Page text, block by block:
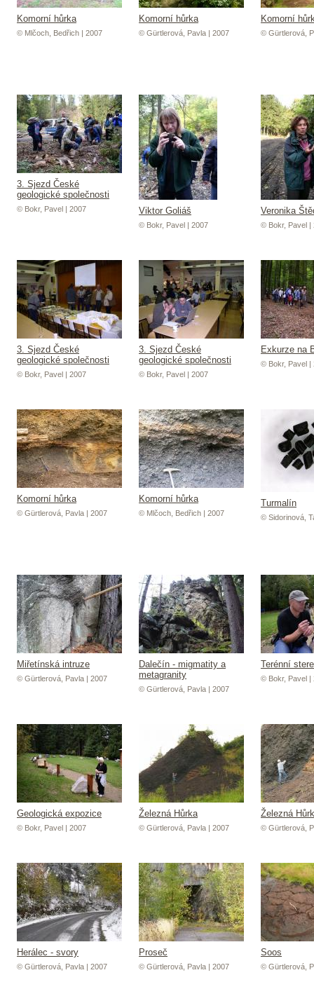
Komorní hůrka
© Mlčoch, Bedřich | 2007
Komorní hůrka
© Gürtlerová, Pavla | 2007
Komorní
© Gürtlerová,
3. Sjezd České
geologické společnosti
© Bokr, Pavel | 2007 Viktor Goliáš
© Bokr, Pavel | 2007
Veronika
© Bokr, Pavel |
3. Sjezd České
geologické společnosti
© Bokr, Pavel | 2007
3. Sjezd České
geologické společnosti
© Bokr, Pavel | 2007
Exkurze na
© Bokr, Pavel |
Komorní hůrka
© Gürtlerová, Pavla | 2007
Komorní hůrka
© Mlčoch, Bedřich | 2007
Turmalín
© Sidorinová,
Miřetínská intruze
© Gürtlerová, Pavla | 2007
Dalečín - migmatity a
metagranity
© Gürtlerová, Pavla | 2007
Terénní
© Bokr, Pavel |
Geologická expozice
© Bokr, Pavel | 2007
Železná Hůrka
© Gürtlerová, Pavla | 2007
Železná
© Gürtlerová,
Herálec - svory
© Gürtlerová, Pavla | 2007
Proseč
© Gürtlerová, Pavla | 2007
Soos
© Gürtlerová,